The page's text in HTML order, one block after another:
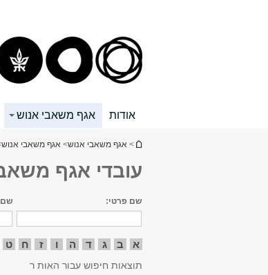
אודות אגף משאבי אנוש
הינך נמצא כאן
> אגף משאבי אנוש> אגף משאבי אנוש
עובדי אגף
שם פרטי:
א ב ג ד ה ו ז ח ט
תוצאות חיפוש עבור האות ר